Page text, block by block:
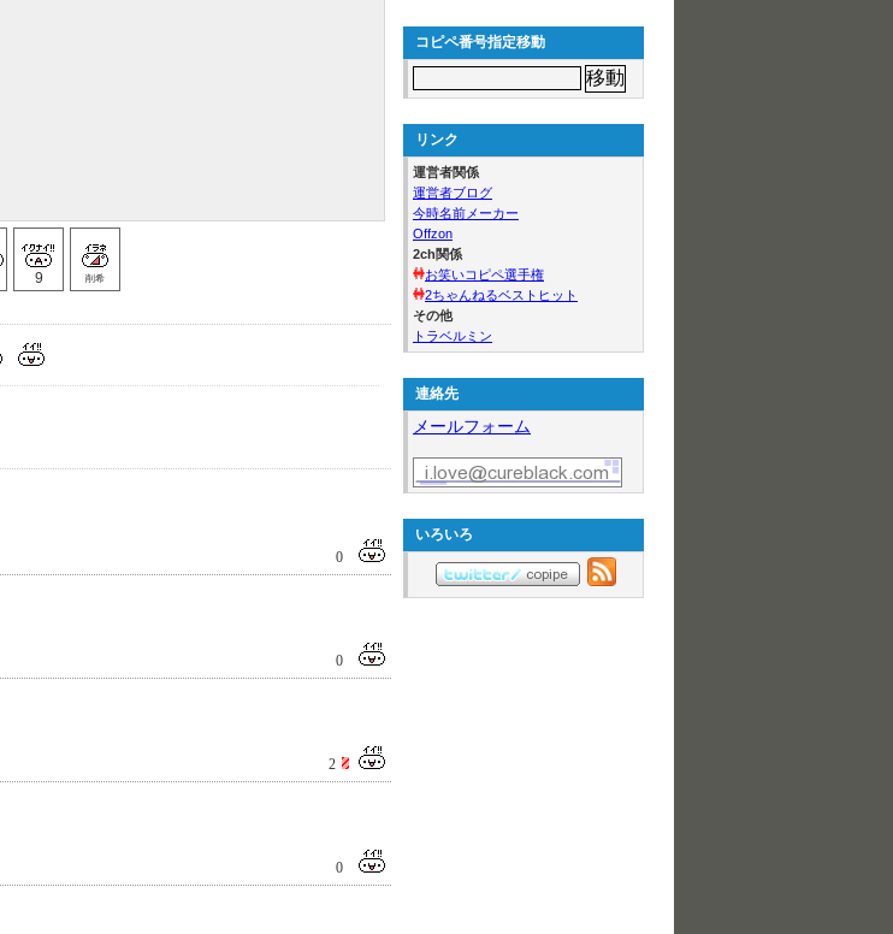
9 削希
0
0
2
0
コピペ番号指定移動
リンク
運営者関係
運営者ブログ
今時名前メーカー
Offzon
2ch関係
お笑いコピペ選手権
2ちゃんねるベストヒット
その他
トラベルミン
連絡先
メールフォーム
いろいろ